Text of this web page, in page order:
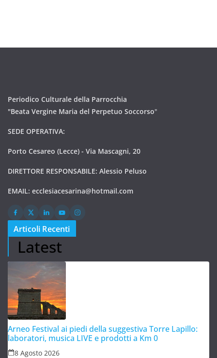
Periodico Culturale della Parrocchia
"Beata Vergine Maria del Perpetuo Soccorso"
SEDE OPERATIVA:
Porto Cesareo (Lecce) - Via Mascagni, 20
DIRETTORE RESPONSABILE: Alessio Peluso
EMAIL: ecclesiacesarina@hotmail.com
Articoli Recenti
Latest
Arneo Festival ai piedi della suggestiva Torre Lapillo:
laboratori, musica LIVE e prodotti a Km 0
8 Agosto 2026